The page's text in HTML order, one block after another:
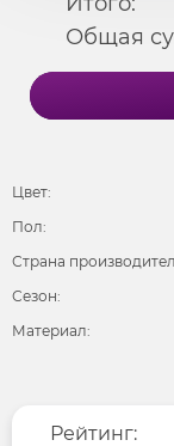
Общая
Цвет:
Пол:
Страна
Сезон:
Материал:
Фактура материала
Рейтинг: